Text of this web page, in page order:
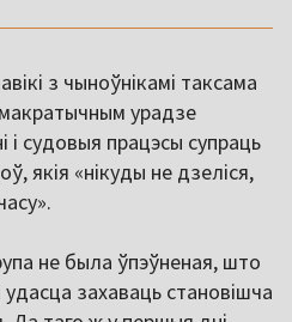
з чыноўнікамі таксама
урадзе
і судовыя працэсы супраць
якія «нікуды не дзеліся,
не была ўпэўненая, што
захаваць становішча